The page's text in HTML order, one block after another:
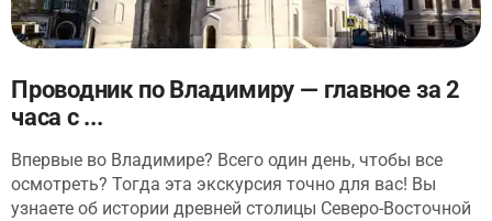
Проводник по Владимиру — главное за 2
часа с ...
Впервые во Владимире? Всего один день, чтобы все
осмотреть? Тогда эта экскурсия точно для вас! Вы
узнаете об истории древней столицы Северо-Восточной